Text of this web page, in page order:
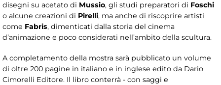
disegni su acetato di Mussio, gli studi preparatori di Foschi
o alcune creazioni di Pirelli, ma anche di riscoprire artisti
come Fabris, dimenticati dalla storia del cinema
d’animazione e poco considerati nell’ambito della scultura.
A completamento della mostra sarà pubblicato un volume
di oltre 200 pagine in italiano e in inglese edito da Dario
Cimorelli Editore. Il libro conterrà - con saggi e